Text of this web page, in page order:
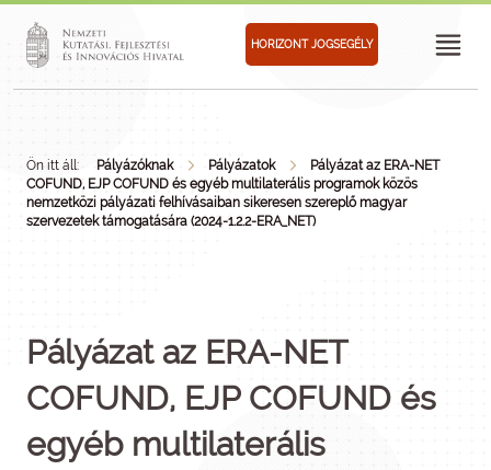
HORIZONT JOGSEGÉLY
Ön itt áll: Pályázóknak Pályázatok
Pályázat az ERA-NET
COFUND, EJP COFUND és egyéb multilaterális programok közös
nemzetközi pályázati felhívásaiban sikeresen szereplő magyar
szervezetek támogatására (2024-1.2.2-ERA_NET)
Pályázat az ERA-NET
COFUND, EJP COFUND és
egyéb multilaterális